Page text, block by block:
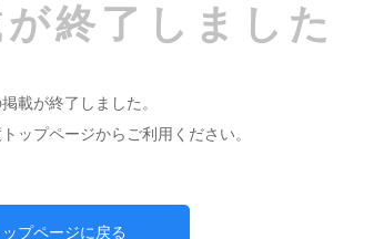
終了しました
載が終了しました。
ップページからご利用ください。
ップページに戻る